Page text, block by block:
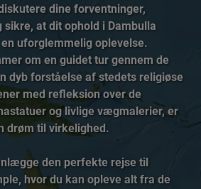
dine forventninger,
at dit ophold i Dambulla
uforglemmelig oplevelse.
om en guidet tur gennem de
dyb forståelse af stedets religiøse
med refleksion over de
og livlige vægmalerier, er
drøm til virkelighed.
den perfekte rejse til
hvor du kan opleve alt fra de